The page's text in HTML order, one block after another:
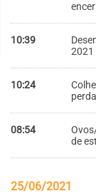
10:39
2021
10:24
08:54
de
25/06/2021